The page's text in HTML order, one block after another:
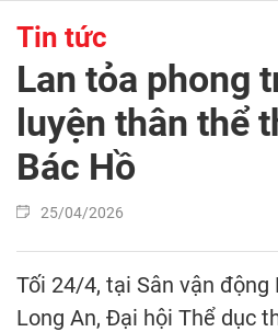
Tin tức
Lan tỏa phong
luyện thân thể
Bác Hồ
25/04/2026
Tối 24/4, tại Sân vận động
Long An, Đại hội Thể dục